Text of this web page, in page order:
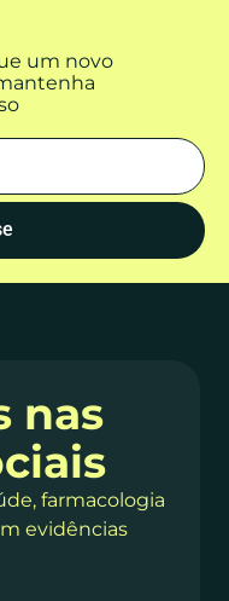
um novo
nas
farmacologia
evidências